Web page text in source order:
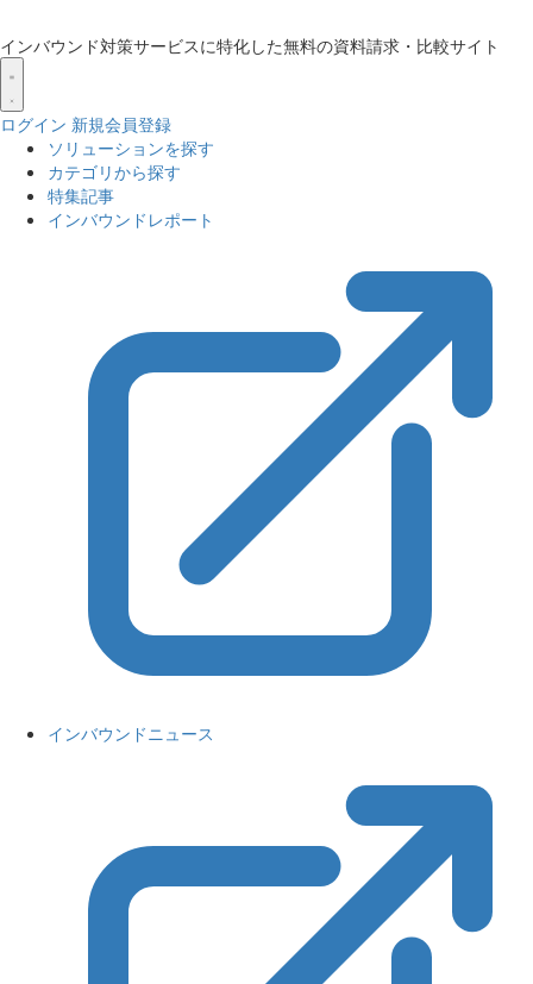
インバウンド対策サービスに特化した無料の資料請求・比較サイト
ログイン 新規会員登録
ソリューションを探す
カテゴリから探す
特集記事
インバウンドレポート
インバウンドニュース